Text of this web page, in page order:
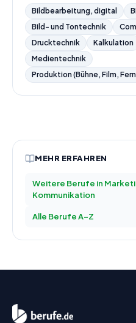
Bildbearbeitung, digital
Bild- und Tontechnik
Drucktechnik
Kalkulation
Medientechnik
Produktion (Bühne, Film,
MEHR ERFAHREN
Weitere Berufe in
Kommunikation
Alle Berufe A–Z